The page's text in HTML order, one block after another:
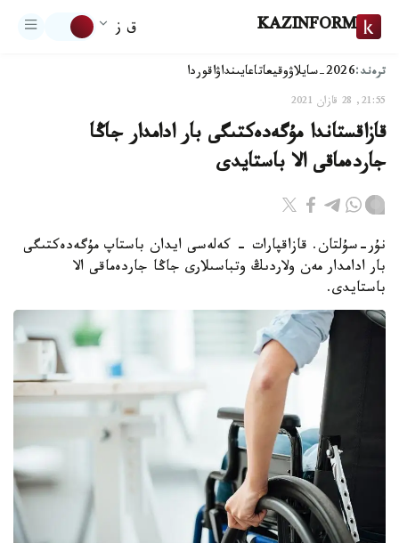
KAZINFORM ق ز
ترەند:2026-سايلاۋ وقيعاتاعايىنداۋاقوردا
21:55, 28 قازان 2021
قازاقستاندا مۇگەدەكتىگى بار ادامدار جاڭا
جاردەماقى الا باستايدى
نۇر-سۇلتان. قازاقپارات - كەلەسى ايدان باستاپ مۇگەدەكتىگى
بار ادامدار مەن ولاردىڭ وتباسىلارى جاڭا جاردەماقى الا
باستايدى.